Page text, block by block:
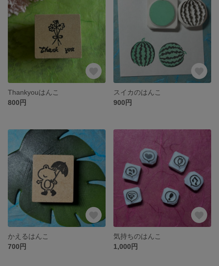
Thankyouはんこ
800円
スイカのはんこ
900円
かえるはんこ
700円
気持ちのはんこ
1,000円